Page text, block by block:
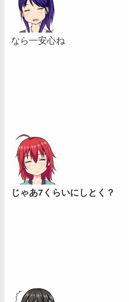
なら一安心ね
じゃあ7くらいにしとく？